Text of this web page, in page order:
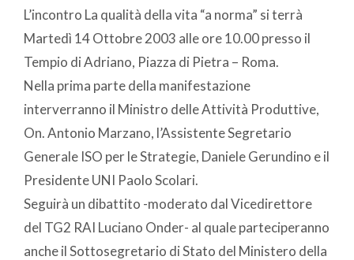
L’incontro La qualità della vita “a norma” si terrà
Martedì 14 Ottobre 2003 alle ore 10.00 presso il
Tempio di Adriano, Piazza di Pietra – Roma.
Nella prima parte della manifestazione
interverranno il Ministro delle Attività Produttive,
On. Antonio Marzano, l’Assistente Segretario
Generale ISO per le Strategie, Daniele Gerundino e il
Presidente UNI Paolo Scolari.
Seguirà un dibattito -moderato dal Vicedirettore
del TG2 RAI Luciano Onder- al quale parteciperanno
anche il Sottosegretario di Stato del Ministero della